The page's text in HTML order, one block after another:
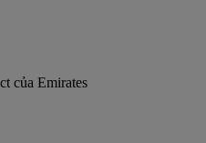
của Emirates